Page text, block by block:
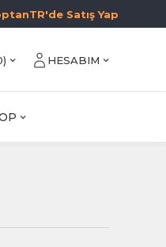
Satış Yap
) HESABIM